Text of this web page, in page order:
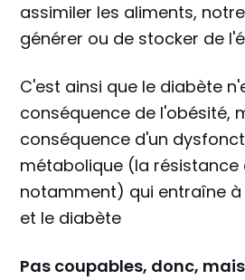
assimiler les aliments,
générer ou de stocker de
C'est ainsi que le diabète
conséquence de l'obésité,
conséquence d'un
métabolique (la résistance
notamment) qui entraîne
et le diabète
Pas coupables, donc,